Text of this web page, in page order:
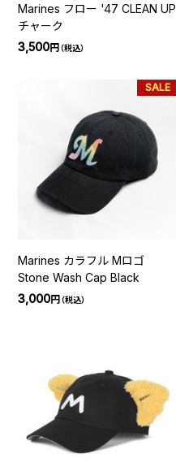
Marines フロー '47 CLEAN UP
チャーク
3,500円（税込）
SALE
Marines カラフル Mロゴ
Stone Wash Cap Black
3,000円（税込）